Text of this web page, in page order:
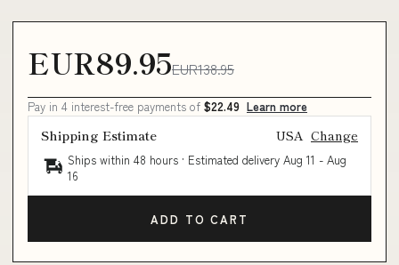
EUR89.95EUR138.95
Pay in 4 interest-free payments of $22.49 Learn more
Shipping Estimate USA Change
Ships within 48 hours · Estimated delivery Aug 11 - Aug
16
ADD TO CART